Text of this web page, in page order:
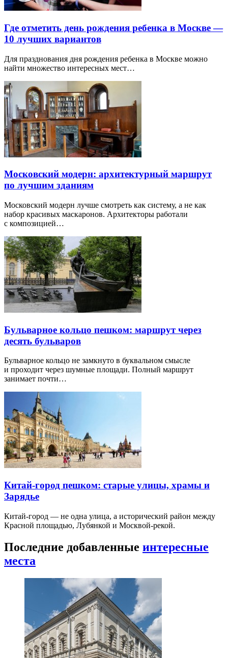
Где отметить день рождения ребенка в Москве —
10 лучших вариантов
Для празднования дня рождения ребенка в Москве можно
найти множество интересных мест…
Московский модерн: архитектурный маршрут
по лучшим зданиям
Московский модерн лучше смотреть как систему, а не как
набор красивых маскаронов. Архитекторы работали
с композицией…
Бульварное кольцо пешком: маршрут через
десять бульваров
Бульварное кольцо не замкнуто в буквальном смысле
и проходит через шумные площади. Полный маршрут
занимает почти…
Китай-город пешком: старые улицы, храмы и
Зарядье
Китай-город — не одна улица, а исторический район между
Красной площадью, Лубянкой и Москвой-рекой.
Последние добавленные интересные
места